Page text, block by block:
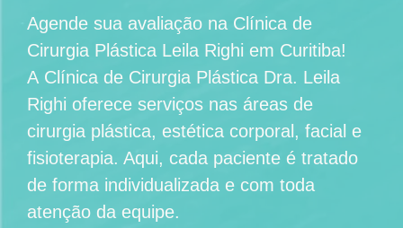
Agende sua avaliação na Clínica de
Cirurgia Plástica Leila Righi em Curitiba!
A Clínica de Cirurgia Plástica Dra. Leila
Righi oferece serviços nas áreas de
cirurgia plástica, estética corporal, facial e
fisioterapia. Aqui, cada paciente é tratado
de forma individualizada e com toda
atenção da equipe.